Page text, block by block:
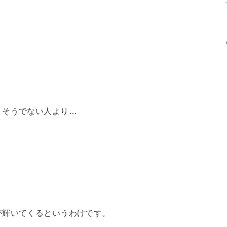
そうでない人より…
いてくるというわけです。